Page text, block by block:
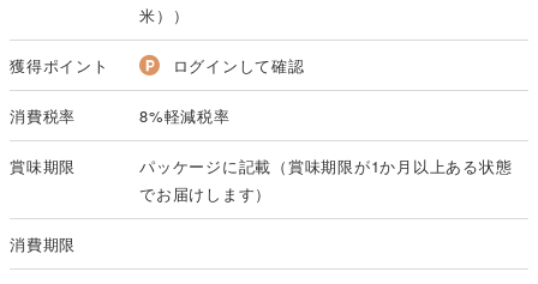
米））
獲得ポイント ログインして確認
消費税率 8%軽減税率
賞味期限
パッケージに記載（賞味期限が1か月以上ある状態
でお届けします）
消費期限